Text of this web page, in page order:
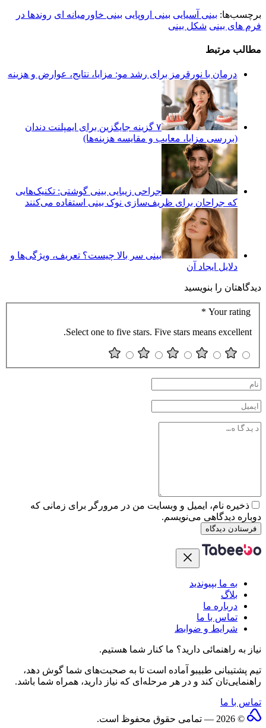
برچسب‌ها: بینی آسیایی بینی اروپایی بینی خاورمیانه ای روندها در
فرم های بینی شکل بینی
مطالب مرتبط
درمان با نورقرمز برای رشد مو: مزایا، نتایج، عوارض و هزینه
۷ گزینه جایگزین برای ایمپلنت دندان
(بررسی مزایا، معایب و مقایسه هزینه‌ها)
جراحی زیبایی بینی گوشتی: تکنیک‌هایی
که جراحان برای ظریف‌سازی نوک بینی استفاده می‌کنند
بینی سر بالا چیست؟ تعریف، ویژگی‌ها و
دلایل ایجاد آن
دیدگاهتان را بنویسید
Your rating
*
Select one to five stars. Five stars means excellent.
ذخیره نام، ایمیل و وبسایت من در مرورگر برای زمانی که
دوباره دیدگاهی می‌نویسم.
فرستادن دیدگاه
به ما بپیوندید
بلاگ
درباره ما
تماس با ما
شرایط و ضوابط
نیاز به راهنمائی دارید؟ ما کنار شما هستیم.
تیم پشتیبانی طبیبو آماده است تا به صحبت‌های شما گوش دهد،
راهنمایی‌تان کند و در هر مرحله‌ای که نیاز دارید، همراه شما باشد.
تماس با ما
© 2026 — تمامی حقوق محفوظ است.